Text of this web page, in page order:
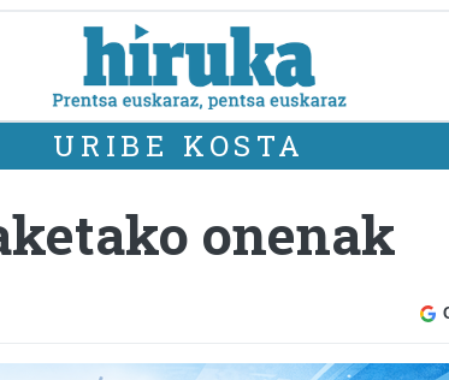
URIBE KOSTA
onenak